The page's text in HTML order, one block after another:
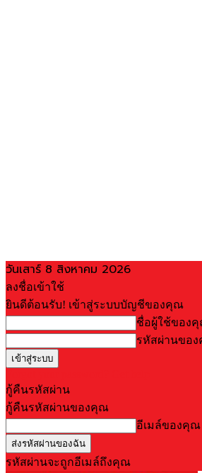
วันเสาร์ 8 สิงหาคม 2026
ลงชื่อเข้าใช้
ยินดีต้อนรับ! เข้าสู่ระบบบัญชีของคุณ
ชื่อผู้ใช้ของ
รหัสผ่านขอ
กู้คืนรหัสผ่าน
กู้คืนรหัสผ่านของคุณ
อีเมล์ของคุณ
รหัสผ่านจะถูกอีเมล์ถึงคุณ